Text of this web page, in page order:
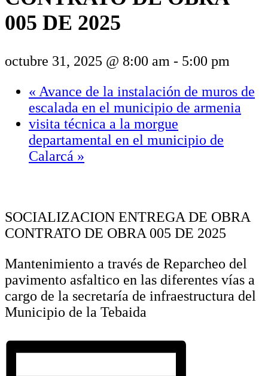
005 DE 2025
octubre 31, 2025 @ 8:00 am - 5:00 pm
« Avance de la instalación de muros de
escalada en el municipio de armenia
visita técnica a la morgue
departamental en el municipio de
Calarcá »
SOCIALIZACION ENTREGA DE OBRA
CONTRATO DE OBRA 005 DE 2025
Mantenimiento a través de Reparcheo del
pavimento asfaltico en las diferentes vías a
cargo de la secretaría de infraestructura del
Municipio de la Tebaida